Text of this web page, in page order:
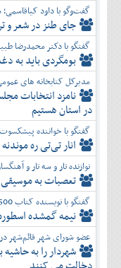
گفت‌وگو با داود کیاقاسمی؛
جای طنز در شعر و
گفتگو با دکتر محمدرضا
بومگردی باید به
مدیرکل کتابخانه های
نامزد انتخابات
در استان هستیم
گفتگو با خواننده
انار تی‌تی ره
نوازنده تار و سه تار و
تعصبات به
گفتگو با نویسنده کتاب 500روز با نیما
نیمه گمشده
عضو شورای شهر قائم‌شهر
شهردار را به